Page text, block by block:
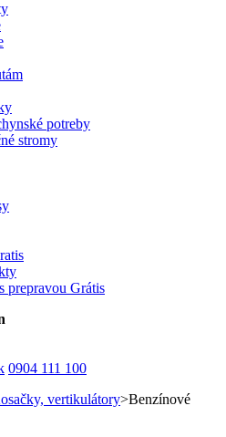
potreby
stromy
prepravou Grátis
0904 111 100
vertikulátory>Benzínové